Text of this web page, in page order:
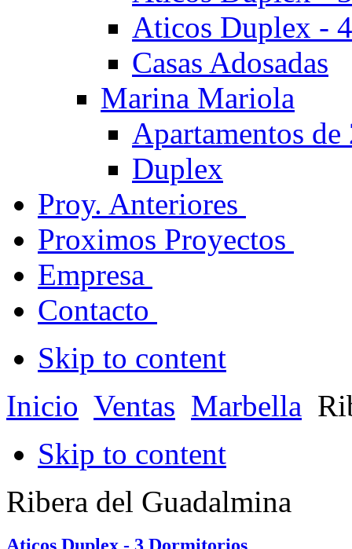
Aticos Duplex -
Casas Adosadas
Marina Mariola
Apartamentos
Duplex
Proy. Anteriores
Proximos Proyectos
Empresa
Contacto
Skip to content
Inicio Ventas Marbella
Skip to content
Ribera del Guadalmina
Aticos Duplex - 3 Dormitorios